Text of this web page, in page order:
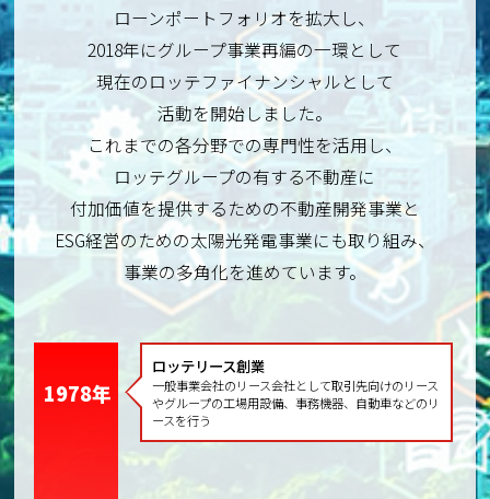
ローンポートフォリオを拡大し、
2018年にグループ事業再編の一環として
現在のロッテファイナンシャルとして
活動を開始しました。
これまでの各分野での専門性を活用し、
ロッテグループの有する不動産に
付加価値を提供するための不動産開発事業と
ESG経営のための太陽光発電事業にも取り組み、
事業の多角化を進めています。
1978年
ロッテリース創業
一般事業会社のリース会社として取引先向けのリース
やグループの工場用設備、事務機器、自動車などのリ
ースを行う